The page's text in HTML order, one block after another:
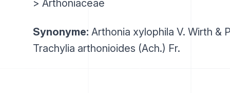
> Arthoniaceae
Synonyme: Arthonia xylophila V. Wirth &
Trachylia arthonioides (Ach.) Fr.